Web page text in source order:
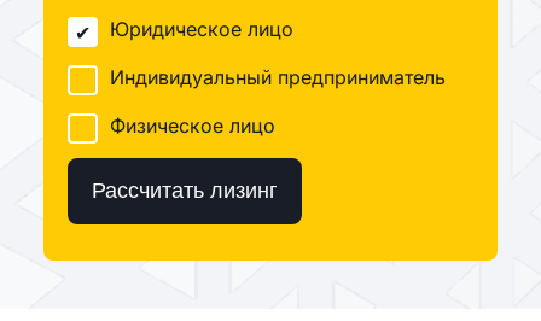
Юридическое лицо
Индивидуальный предприниматель
Физическое лицо
Рассчитать лизинг